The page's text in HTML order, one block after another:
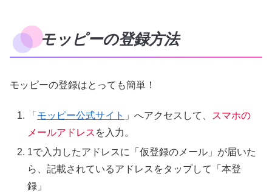
モッピーの登録方法
モッピーの登録はとっても簡単！
「 モッピー公式サイト 」へアクセスして、 スマホの
メールアドレス を入力。
1で入力したアドレスに「仮登録のメール」が届いた
ら、記載されているアドレスをタップして「本登
録」